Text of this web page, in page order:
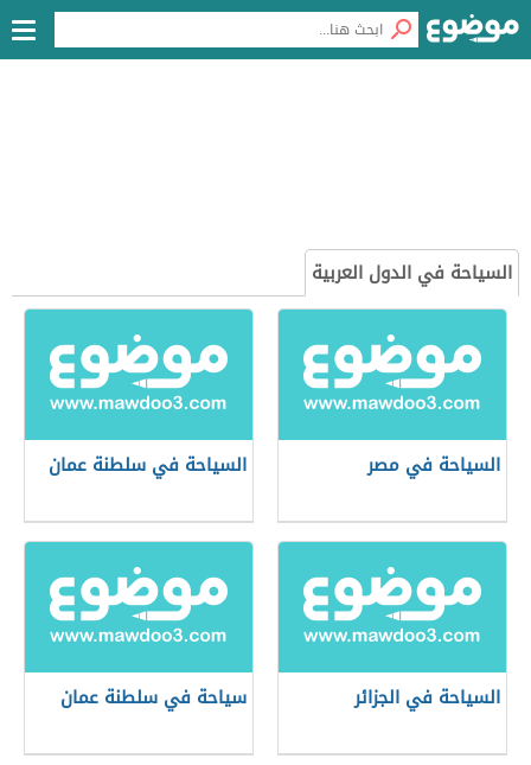
السياحة في الدول العربية
السياحة في مصر السياحة في سلطنة عمان
السياحة في الجزائر سياحة في سلطنة عمان